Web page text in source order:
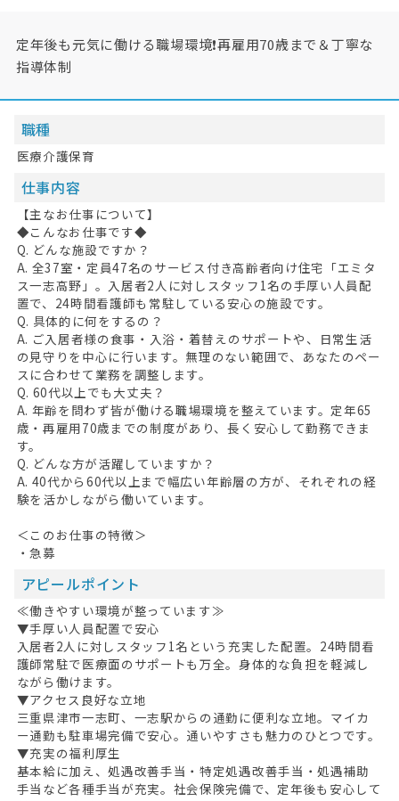
定年後も元気に働ける職場環境❗再雇用70歳まで＆丁寧な
指導体制
職種
医療介護保育
仕事内容
【主なお仕事について】
◆こんなお仕事です◆
Q. どんな施設ですか？
A. 全37室・定員47名のサービス付き高齢者向け住宅「エミタ
ス一志高野」。入居者2人に対しスタッフ1名の手厚い人員配
置で、24時間看護師も常駐している安心の施設です。
Q. 具体的に何をするの？
A. ご入居者様の食事・入浴・着替えのサポートや、日常生活
の見守りを中心に行います。無理のない範囲で、あなたのペー
スに合わせて業務を調整します。
Q. 60代以上でも大丈夫？
A. 年齢を問わず皆が働ける職場環境を整えています。定年65
歳・再雇用70歳までの制度があり、長く安心して勤務できま
す。
Q. どんな方が活躍していますか？
A. 40代から60代以上まで幅広い年齢層の方が、それぞれの経
験を活かしながら働いています。
＜このお仕事の特徴＞
・急募
アピールポイント
≪働きやすい環境が整っています≫
▼手厚い人員配置で安心
入居者2人に対しスタッフ1名という充実した配置。24時間看
護師常駐で医療面のサポートも万全。身体的な負担を軽減し
ながら働けます。
▼アクセス良好な立地
三重県津市一志町、一志駅からの通勤に便利な立地。マイカ
ー通勤も駐車場完備で安心。通いやすさも魅力のひとつです。
▼充実の福利厚生
基本給に加え、処遇改善手当・特定処遇改善手当・処遇補助
手当など各種手当が充実。社会保険完備で、定年後も安心して